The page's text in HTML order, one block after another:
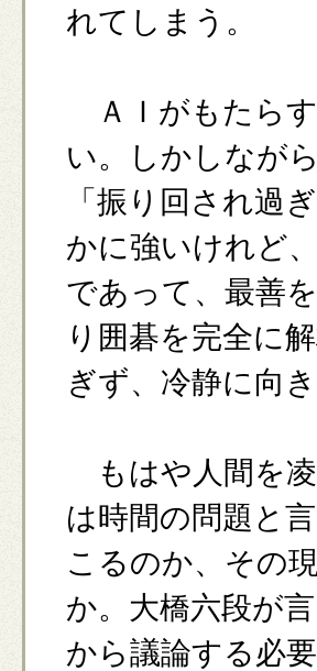
れてしまう。
ＡＩがもたら
い。しかしなが
「振り回され過
かに強いけれど
であって、最善
り囲碁を完全に
ぎず、冷静に向
もはや人間を
は時間の問題と
こるのか、その
か。大橋六段が
から議論する必